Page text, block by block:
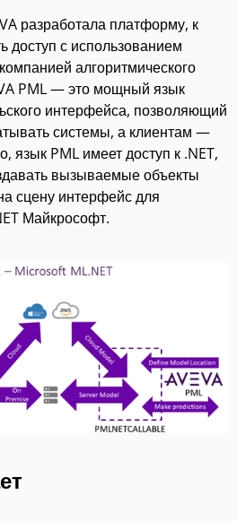
разработала платформу, к
доступ с использованием
алгоритмического
PML — это мощный язык
интерфейса, позволяющий
системы, а клиентам —
язык PML имеет доступ к .NET,
вызываемые объекты
сцену интерфейс для
Майкрософт.